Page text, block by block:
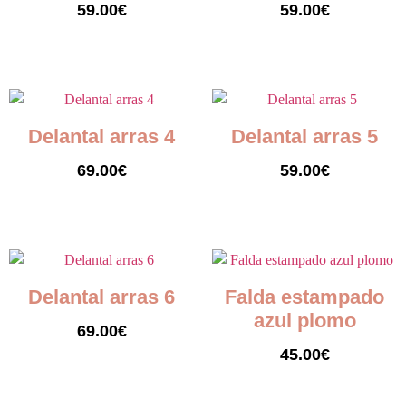
59.00€ 59.00€
Delantal arras 4
69.00€
Delantal arras 5
59.00€
Delantal arras 6
69.00€
Falda estampado
azul plomo
45.00€